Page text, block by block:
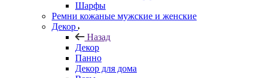
Шарфы
Ремни кожаные мужские и женские
Декор
Назад
Декор
Панно
Декор для дома